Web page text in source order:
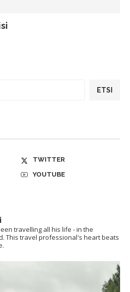
ETSI
TWITTER
YOUTUBE
travelling all his life - in the
This travel professional's heart beats